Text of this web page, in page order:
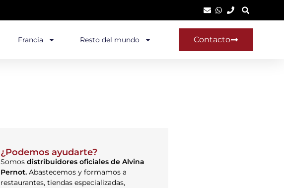
Francia Resto del mundo Contacto
¿Podemos ayudarte?
Somos distribuidores oficiales de Alvina
Pernot. Abastecemos y formamos a
restaurantes, tiendas especializadas,